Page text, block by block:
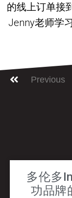
的线上订单接
Jenny老师学
Previous
多伦多
功品牌